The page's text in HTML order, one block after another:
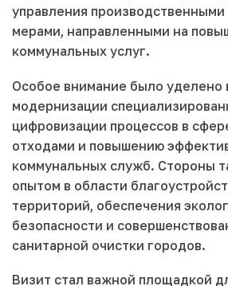
управления
мерами, направленными на
коммунальных услуг.
Особое внимание было уделено
модернизации
цифровизации процессов в
отходами и повышению
коммунальных служб. Стороны
опытом в области
территорий, обеспечения
безопасности и
санитарной очистки городов.
Визит стал важной площадкой